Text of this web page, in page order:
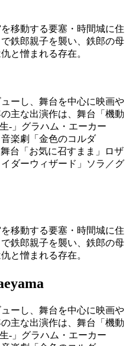
移動する要塞・時間城に住
鉄郎親子を襲い、鉄郎の母
と憎まれる存在。
ーし、舞台を中心に映画や
主な出演作は、舞台「機動
-」グラハム・エーカー
楽劇「金色のコルダ
台「お気に召すまま」ロザ
ダーウィザード」ソラ／グ
移動する要塞・時間城に住
鉄郎親子を襲い、鉄郎の母
と憎まれる存在。
ーし、舞台を中心に映画や
主な出演作は、舞台「機動
-」グラハム・エーカー